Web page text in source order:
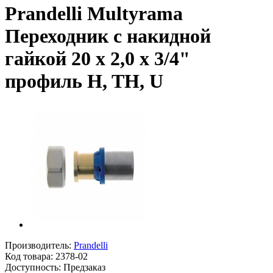
Prandelli Multyrama
Переходник с накидной
гайкой 20 х 2,0 х 3/4"
профиль H, TH, U
Производитель: Prandelli
Код товара: 2378-02
Доступность: Предзаказ